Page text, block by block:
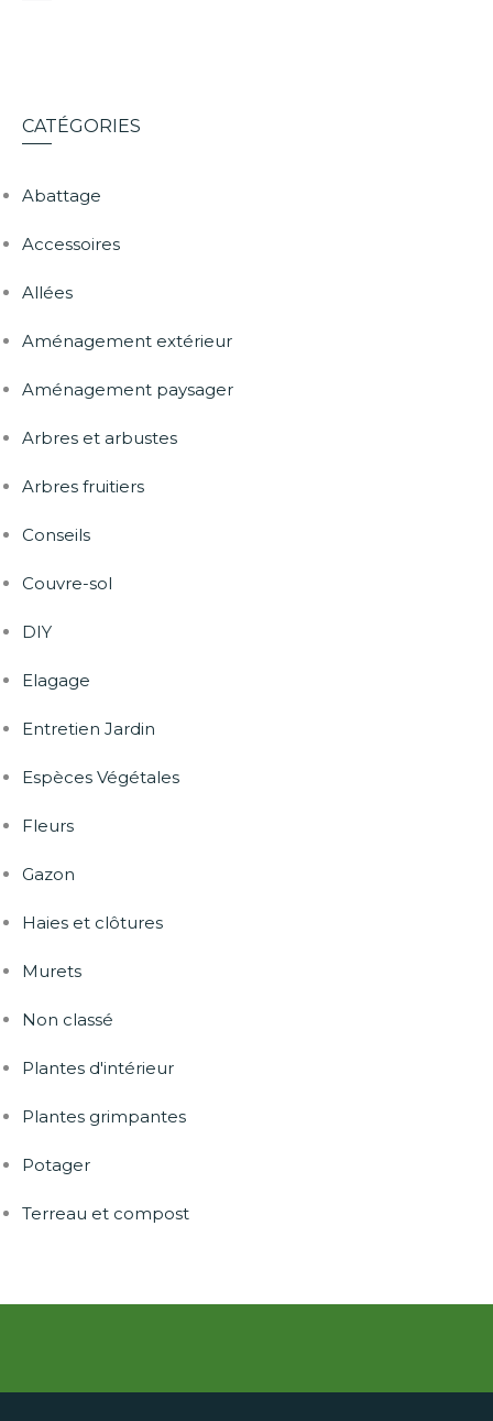
CATÉGORIES
Abattage
Accessoires
Allées
Aménagement extérieur
Aménagement paysager
Arbres et arbustes
Arbres fruitiers
Conseils
Couvre-sol
DIY
Elagage
Entretien Jardin
Espèces Végétales
Fleurs
Gazon
Haies et clôtures
Murets
Non classé
Plantes d'intérieur
Plantes grimpantes
Potager
Terreau et compost